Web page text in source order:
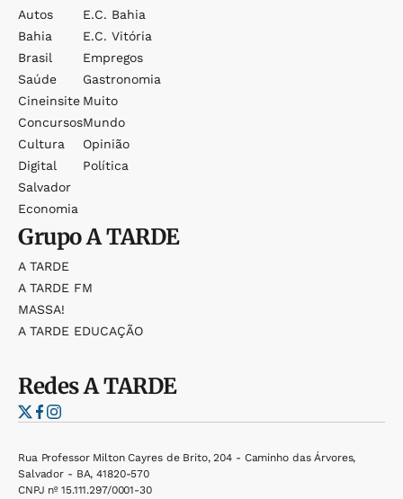
Autos
Bahia
Brasil
Saúde
Cineinsite
Concursos
Cultura
Digital
Salvador
Economia
E.c. Bahia
E.c. Vitória
Empregos
Gastronomia
Muito
Mundo
Opinião
Política
GrupoA TARDE
A TARDE
A TARDE FM
MASSA!
A TARDE EDUCAÇÃO
RedesA TARDE
Rua Professor Milton Cayres de Brito, 204 - Caminho das Árvores,
Salvador - BA, 41820-570
CNPJ nº 15.111.297/0001-30